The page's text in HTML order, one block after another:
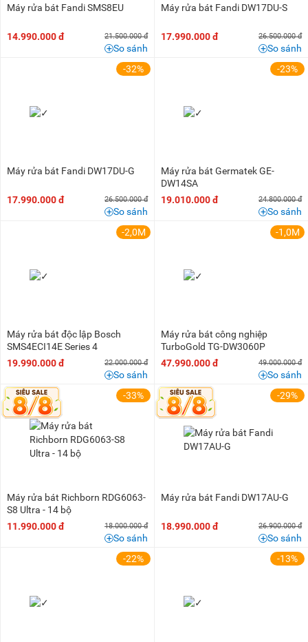
Máy rửa bát Fandi SMS8EU
14.990.000 đ 21.500.000 đ
So sánh
Máy rửa bát Fandi DW17DU-S
17.990.000 đ 26.500.000 đ
So sánh
-32%
Máy rửa bát Fandi DW17DU-G
17.990.000 đ 26.500.000 đ
So sánh
-23%
Máy rửa bát Germatek GE-
DW14SA
19.010.000 đ
24.800.000 đ
So sánh
-2,0M
Máy rửa bát độc lập Bosch
SMS4ECI14E Series 4
19.990.000 đ
22.000.000 đ
So sánh
-1,0M
Máy rửa bát công nghiệp
TurboGold TG-DW3060P
47.990.000 đ
49.000.000 đ
So sánh
-33%
Máy rửa bát Richborn RDG6063-
S8 Ultra - 14 bộ
11.990.000 đ
18.000.000 đ
So sánh
-29%
Máy rửa bát Fandi DW17AU-G
18.990.000 đ 26.900.000 đ
So sánh
-22%
-13%